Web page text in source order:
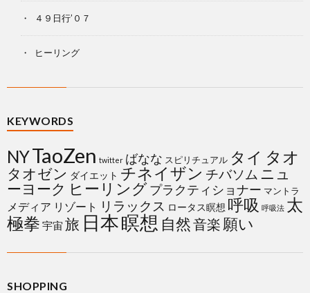
４９日行’０７
ヒーリング
KEYWORDS
NYTaoZen twitter ばなな スピリチュアル タイ タオ
タオゼン ダイエット チネイザン チバソム ニュ
ーヨーク ヒーリングプラクティショナー マントラ
メディア リゾート リラックス ロータス瞑想 呼吸 呼吸法 太
極拳 宇宙 旅 日本瞑想 自然音楽 願い
SHOPPING